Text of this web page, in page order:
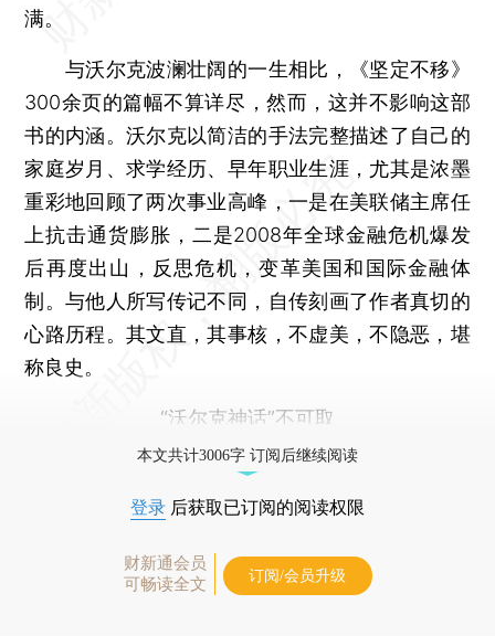
满。
与沃尔克波澜壮阔的一生相比，《坚定不移》
300余页的篇幅不算详尽，然而，这并不影响这部
书的内涵。沃尔克以简洁的手法完整描述了自己的
家庭岁月、求学经历、早年职业生涯，尤其是浓墨
重彩地回顾了两次事业高峰，一是在美联储主席任
上抗击通货膨胀，二是2008年全球金融危机爆发
后再度出山，反思危机，变革美国和国际金融体
制。与他人所写传记不同，自传刻画了作者真切的
心路历程。其文直，其事核，不虚美，不隐恶，堪
称良史。
“沃尔克神话”不可取
本文共计3006字 订阅后继续阅读
登录 后获取已订阅的阅读权限
财新通会员
可畅读全文
订阅/会员升级